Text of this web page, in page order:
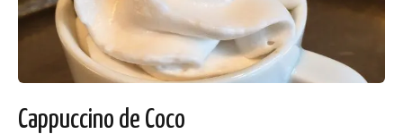
Cappuccino de Coco